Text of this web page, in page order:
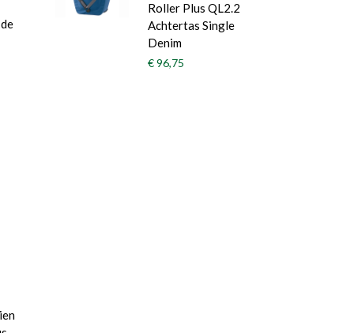
Roller Plus QL2.2
Achtertas Single
Denim
€ 96,75